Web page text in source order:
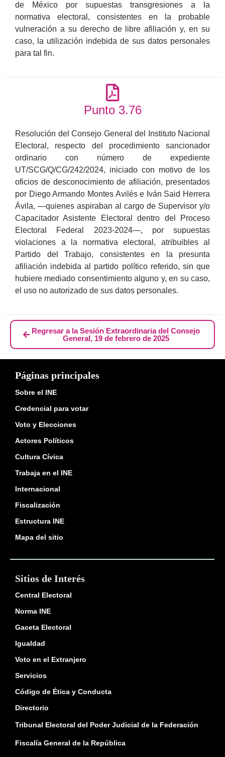
de México por supuestas transgresiones a la
normativa electoral, consistentes en la probable
vulneración a su derecho de libre afiliación y, en su
caso, la utilización indebida de sus datos personales
para tal fin.
Punto 3.76
Resolución del Consejo General del Instituto Nacional
Electoral, respecto del procedimiento sancionador
ordinario con número de expediente
UT/SCG/Q/CG/242/2024, iniciado con motivo de los
oficios de desconocimiento de afiliación, presentados
por Diego Armando Montes Avilés e Iván Said Herrera
Ávila, —quienes aspiraban al cargo de Supervisor y/o
Capacitador Asistente Electoral dentro del Proceso
Electoral Federal 2023-2024—, por supuestas
violaciones a la normativa electoral, atribuibles al
Partido del Trabajo, consistentes en la presunta
afiliación indebida al partido político referido, sin que
hubiere mediado consentimiento alguno y, en su caso,
el uso no autorizado de sus datos personales.
Regresar a la Sesión Extraordinaria del Consejo
General, 19 de febrero de 2025
Páginas principales
Sobre el INE
Credencial para votar
Voto y Elecciones
Actores Políticos
Cultura Cívica
Trabaja en el INE
Internacional
Fiscalización
Estructura INE
Mapa del sitio
Sitios de Interés
Central Electoral
Norma INE
Gaceta Electoral
Igualdad
Voto en el Extranjero
Servicios
Código de Ética y Conducta
Directorio
Tribunal Electoral del Poder Judicial de la Federación
Fiscalía General de la República